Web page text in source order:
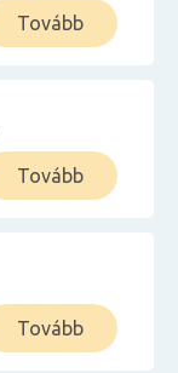
Tovább
Tovább
Tovább